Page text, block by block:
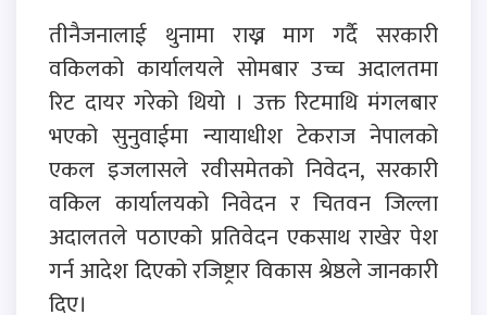
तीनैजनालाई थुनामा राख्न माग गर्दै सरकारी
वकिलको कार्यालयले सोमबार उच्च अदालतमा
रिट दायर गरेको थियो । उक्त रिटमाथि मंगलबार
भएको सुनुवाईमा न्यायाधीश टेकराज नेपालको
एकल इजलासले रवीसमेतको निवेदन, सरकारी
वकिल कार्यालयको निवेदन र चितवन जिल्ला
अदालतले पठाएको प्रतिवेदन एकसाथ राखेर पेश
गर्न आदेश दिएको रजिष्ट्रार विकास श्रेष्ठले जानकारी
दिए।